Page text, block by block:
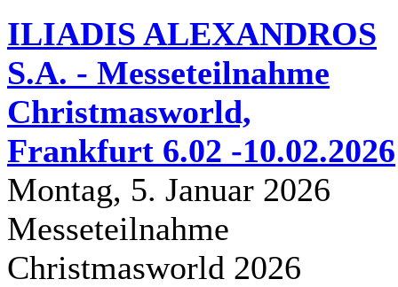
ILIADIS ALEXANDROS
S.A. - Messeteilnahme
Christmasworld,
Frankfurt 6.02 -10.02.2026
Montag, 5. Januar 2026
Messeteilnahme
Christmasworld 2026